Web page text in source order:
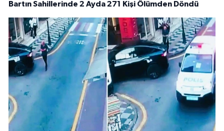
Bartın Sahillerinde 2 Ayda 271 Kişi Ölümden Döndü